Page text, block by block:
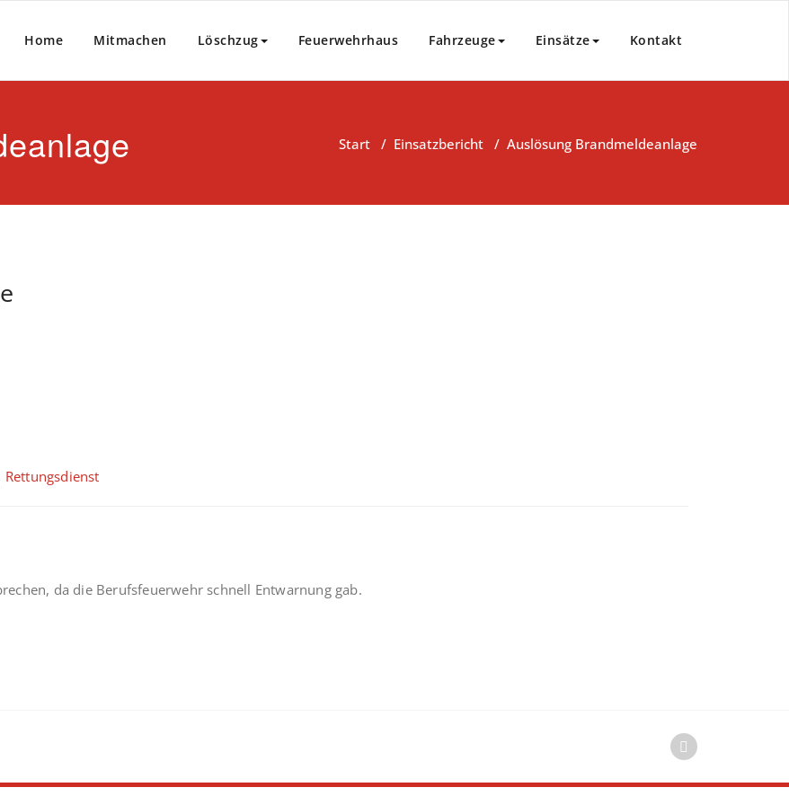
Home Mitmachen Löschzug Feuerwehrhaus Fahrzeuge Einsätze Kontakt
Start / Einsatzbericht / Auslösung Brandmeldeanlage
Rettungsdienst
da die Berufsfeuerwehr schnell Entwarnung gab.